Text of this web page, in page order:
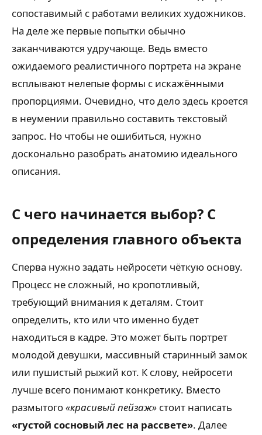
сопоставимый с работами великих художников.
На деле же первые попытки обычно
заканчиваются удручающе. Ведь вместо
ожидаемого реалистичного портрета на экране
всплывают нелепые формы с искажёнными
пропорциями. Очевидно, что дело здесь кроется
в неумении правильно составить текстовый
запрос. Но чтобы не ошибиться, нужно
досконально разобрать анатомию идеального
описания.
С чего начинается выбор? С
определения главного объекта
Сперва нужно задать нейросети чёткую основу.
Процесс не сложный, но кропотливый,
требующий внимания к деталям. Стоит
определить, кто или что именно будет
находиться в кадре. Это может быть портрет
молодой девушки, массивный старинный замок
или пушистый рыжий кот. К слову, нейросети
лучше всего понимают конкретику. Вместо
размытого«красивый пейзаж» стоит написать
«густой сосновый лес на рассвете». Далее